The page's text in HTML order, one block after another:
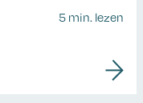
5 min. lezen